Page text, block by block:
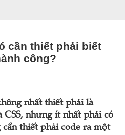
cần thiết phải biết
công?
nhất thiết phải là
nhưng ít nhất phải có
thiết phải code ra một